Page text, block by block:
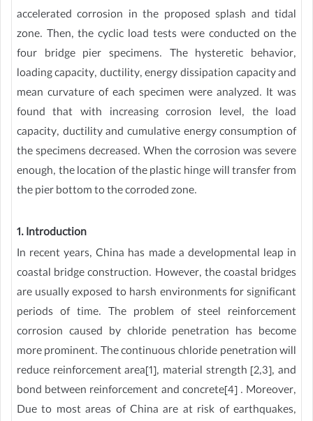
accelerated corrosion in the proposed splash and tidal
zone. Then, the cyclic load tests were conducted on the
four bridge pier specimens. The hysteretic behavior,
loading capacity, ductility, energy dissipation capacity and
mean curvature of each specimen were analyzed. It was
found that with increasing corrosion level, the load
capacity, ductility and cumulative energy consumption of
the specimens decreased. When the corrosion was severe
enough, the location of the plastic hinge will transfer from
the pier bottom to the corroded zone.
1. Introduction
In recent years, China has made a developmental leap in
coastal bridge construction. However, the coastal bridges
are usually exposed to harsh environments for significant
periods of time. The problem of steel reinforcement
corrosion caused by chloride penetration has become
more prominent. The continuous chloride penetration will
reduce reinforcement area[1], material strength [2,3], and
bond between reinforcement and concrete[4] . Moreover,
Due to most areas of China are at risk of earthquakes,